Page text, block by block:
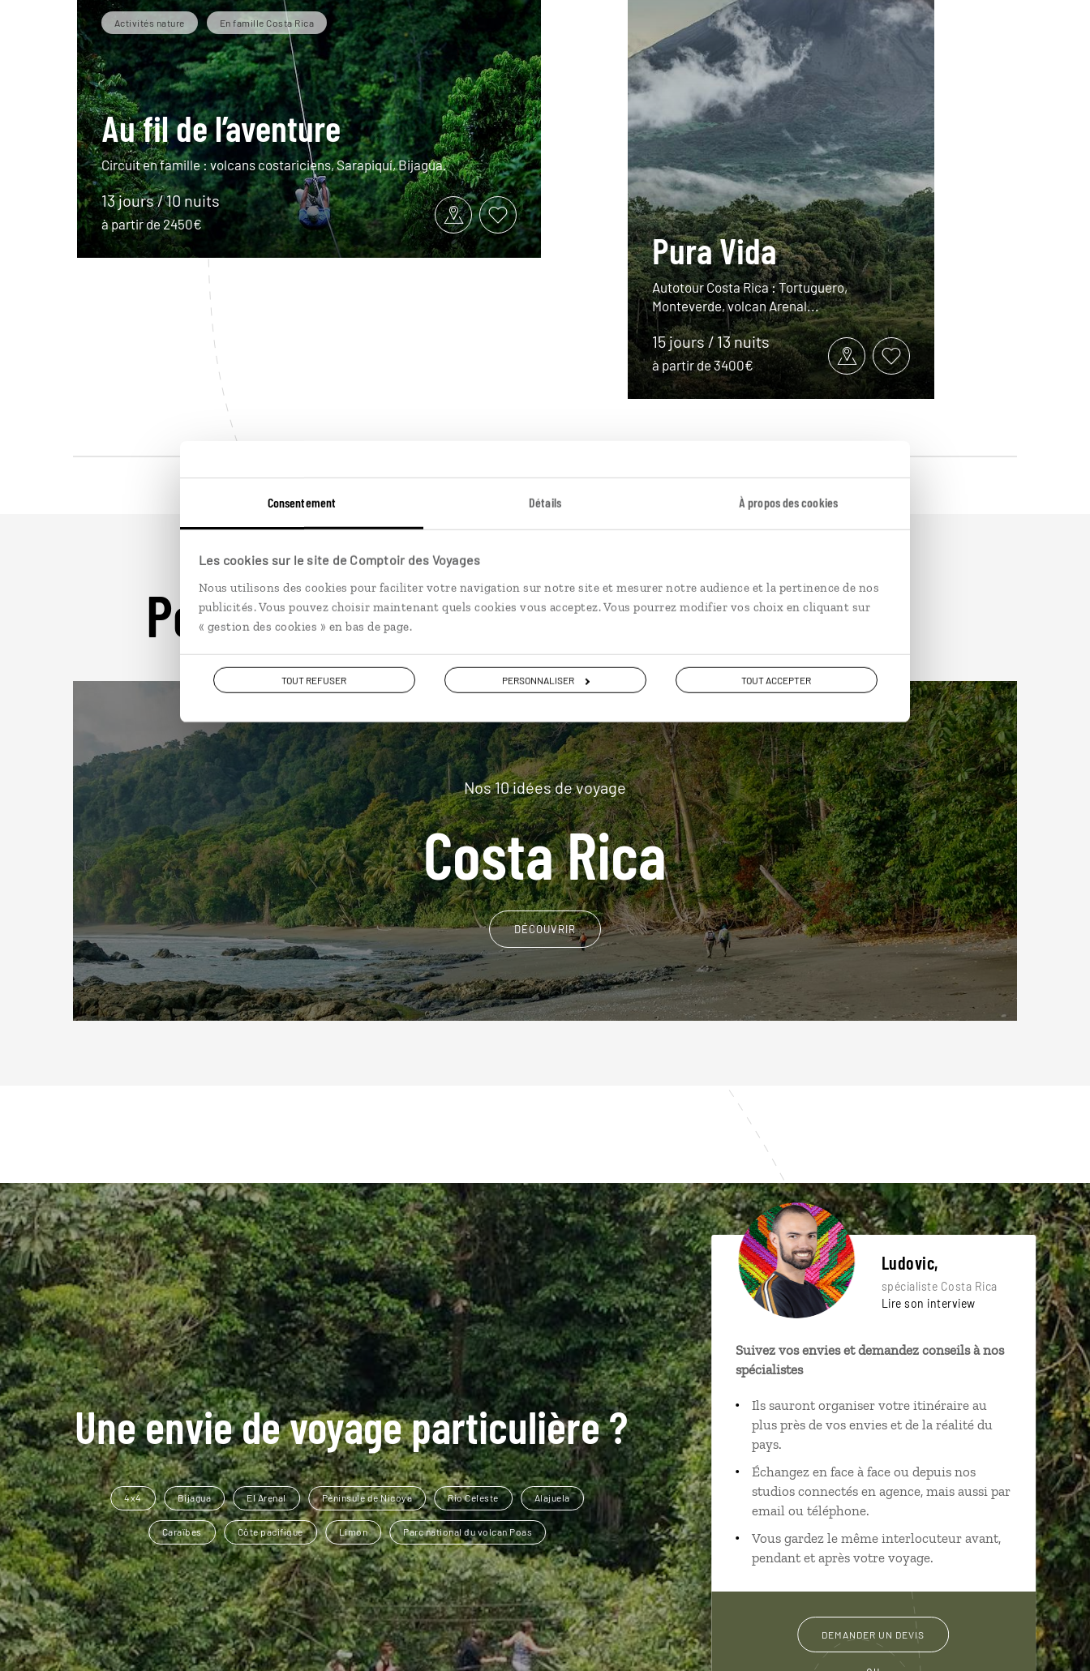
Consentement Détails À propos des cookies
Les cookies sur le site de Comptoir des Voyages
Nous utilisons des cookies pour faciliter votre navigation sur notre site et mesurer notre audience et la pertinence de nos
publicités. Vous pouvez choisir maintenant quels cookies vous acceptez. Vous pourrez modifier vos choix en cliquant sur
« gestion des cookies » en bas de page.
TOUT REFUSER PERSONNALISER TOUT ACCEPTER
Activités nature En famille Costa Rica
Au fil de l’aventure
Circuit en famille : volcans costariciens, Sarapiquí, Bijagua.
13 jours / 10 nuits
à partir de 2450€
Pura Vida
Autotour Costa Rica : Tortuguero,
Monteverde, volcan Arenal...
15 jours / 13 nuits
à partir de 3400€
Pour aller plus loin
Nos 10 idées de voyage
Costa Rica
DÉCOUVRIR
Une envie de voyage particulière ?
4x4 Bijagua El Arenal Péninsule de Nicoya Rio Celeste Alajuela
Caraïbes Côte pacifique Limon Parc national du volcan Poas
Ludovic,
spécialiste Costa Rica
Lire son interview
Suivez vos envies et demandez conseils à nos
spécialistes
Ils sauront organiser votre itinéraire au
plus près de vos envies et de la réalité du
pays.
Échangez en face à face ou depuis nos
studios connectés en agence, mais aussi par
email ou téléphone.
Vous gardez le même interlocuteur avant,
pendant et après votre voyage.
DEMANDER UN DEVIS